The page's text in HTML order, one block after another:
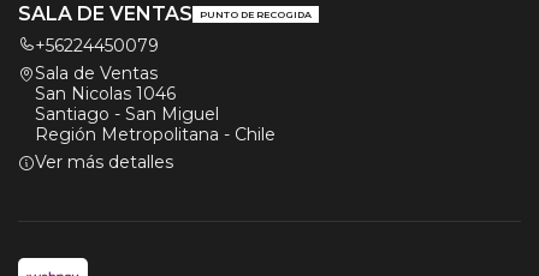
SALA DE VENTAS PUNTO DE RECOGIDA
+56224450079
Sala de Ventas
San Nicolas 1046
Santiago - San Miguel
Región Metropolitana - Chile
Ver más detalles